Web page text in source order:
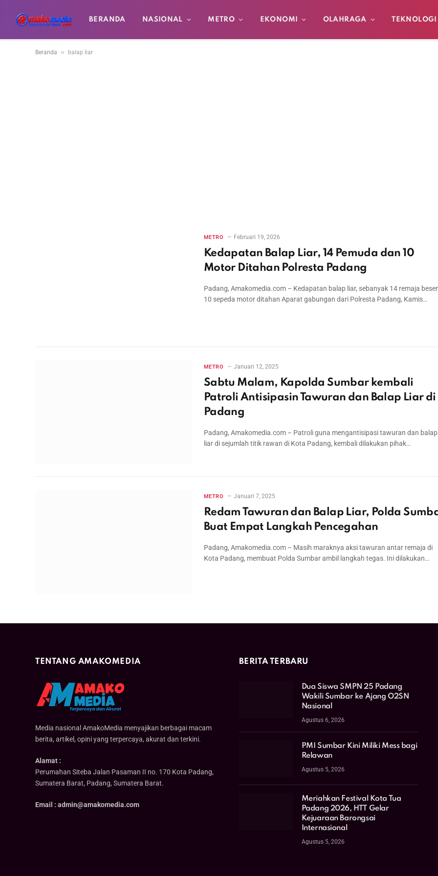
BERANDA NASIONAL METRO EKONOMI OLAHRAGA TEKNOLOGI
Beranda » balap liar
METRO Februari 19, 2026
Kedapatan Balap Liar, 14 Pemuda dan 10
Motor Ditahan Polresta Padang
Padang, Amakomedia.com – Kedapatan balap liar, sebanyak 14 remaja
10 sepeda motor ditahan Aparat gabungan dari Polresta Padang, Kamis…
METRO Januari 12, 2025
Sabtu Malam, Kapolda Sumbar kembali
Patroli Antisipasin Tawuran dan Balap Liar di
Padang
Padang, Amakomedia.com – Patroli guna mengantisipasi tawuran dan
liar di sejumlah titik rawan di Kota Padang, kembali dilakukan pihak…
METRO Januari 7, 2025
Redam Tawuran dan Balap Liar, Polda
Buat Empat Langkah Pencegahan
Padang, Amakomedia.com – Masih maraknya aksi tawuran antar remaja di
Kota Padang, membuat Polda Sumbar ambil langkah tegas. Ini dilakukan…
TENTANG AMAKOMEDIA
Media nasional AmakoMedia menyajikan berbagai macam
berita, artikel, opini yang terpercaya, akurat dan terkini.
Alamat :
Perumahan Siteba Jalan Pasaman II no. 170 Kota Padang,
Sumatera Barat, Padang, Sumatera Barat.
Email : admin@amakomedia.com
BERITA TERBARU
Dua Siswa SMPN 25 Padang
Wakili Sumbar ke Ajang O2SN
Nasional
Agustus 6, 2026
PMI Sumbar Kini Miliki Mess bagi
Relawan
Agustus 5, 2026
Meriahkan Festival Kota Tua
Padang 2026, HTT Gelar
Kejuaraan Barongsai
Internasional
Agustus 5, 2026